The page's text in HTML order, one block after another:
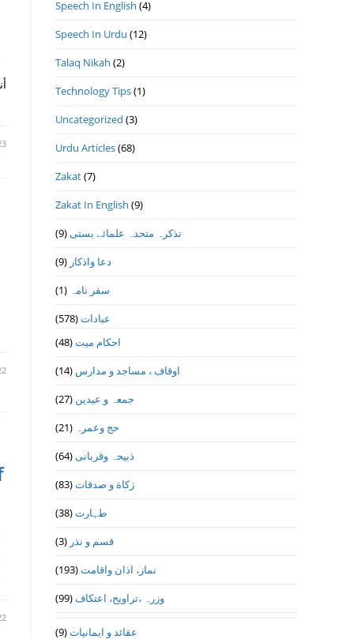
Speech In English (4)
Speech In Urdu (12)
Talaq Nikah (2)
Technology Tips(1)
Uncategorized (3)
Urdu Articles(68)
Zakat(7)
Zakat In English (9)
تذكرہ متحدہ علمائے بستى(9)
دعا واذكار (9)
سفر نامہ (1)
عبادات(578)
احکام میت(48)
اوقاف ، مساجد و مدارس (14)
جمعہ و عیدین (27)
حج وعمرہ (21)
ذبیحہ وقربانی(64)
زکاة و صدقات(83)
طہارت(38)
قسم و نذر (3)
نماز، اذان واقامت(193)
وزرہ ،تراويح، اعتكاف(99)
عقائد و ایمانیات(9)